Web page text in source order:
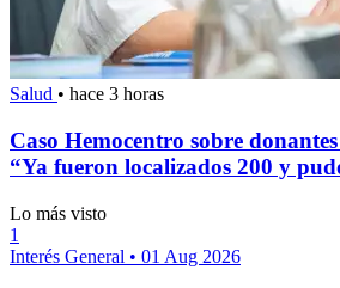
Salud • hace 3 horas
Caso Hemocentro sobre
“Ya fueron localizados 200 y
Lo más visto
1
Interés General • 01 Aug 2026